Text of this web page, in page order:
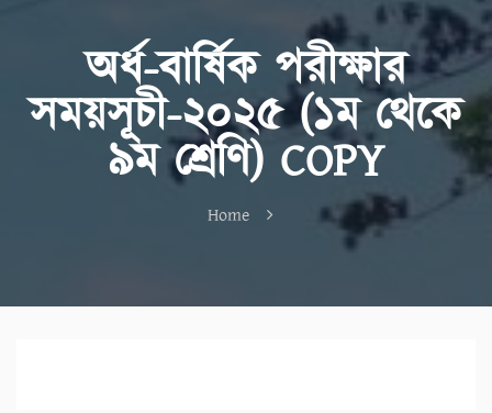
অর্ধ-বার্ষিক পরীক্ষার
সময়সূচী-২০২৫ (১ম থেকে
৯ম শ্রেণি) COPY
Home